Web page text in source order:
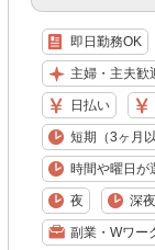
即日勤務OK
主婦・主夫歓
日払い
短期（3ヶ月
時間や曜日が
夜 深夜
副業・Wワー